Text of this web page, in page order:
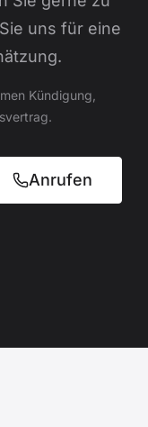
uns für eine
Kündigung,
Anrufen